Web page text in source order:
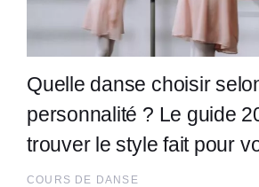
Quelle danse choisir
personnalité ? Le guide
trouver le style fait pour
COURS DE DANSE